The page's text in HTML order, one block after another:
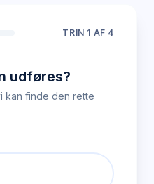
TRIN 1 AF 4
udføres?
kan finde den rette